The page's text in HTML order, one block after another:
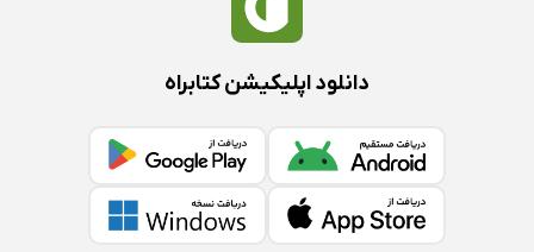
دانلود اپلیکیشن کتابراه